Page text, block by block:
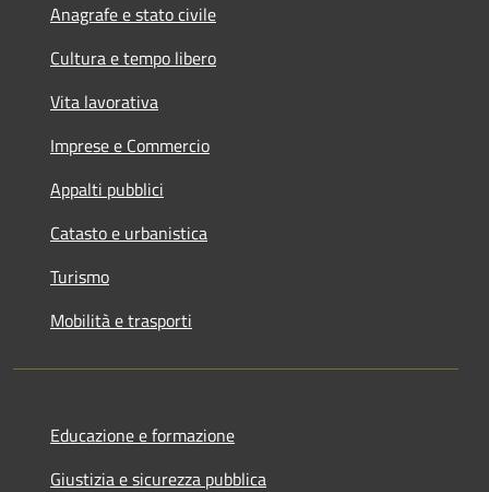
Anagrafe e stato civile
Cultura e tempo libero
Vita lavorativa
Imprese e Commercio
Appalti pubblici
Catasto e urbanistica
Turismo
Mobilità e trasporti
Educazione e formazione
Giustizia e sicurezza pubblica